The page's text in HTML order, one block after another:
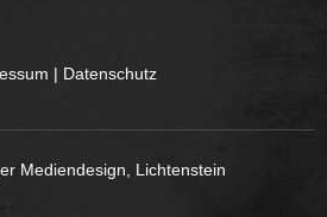
| Datenschutz
Mediendesign, Lichtenstein